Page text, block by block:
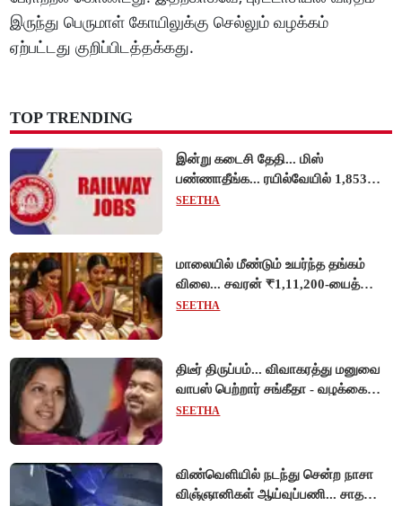
இருந்து பெருமாள் கோயிலுக்கு செல்லும் வழக்கம்
ஏற்பட்டது குறிப்பிடத்தக்கது.
TOP TRENDING
இன்று கடைசி தேதி... மிஸ்
பண்ணாதீங்க... ரயில்வேயில் 1,853
அப்ரண்டிஸ் பணியிடங்களுக்கு
SEETHA
மாலையில் மீண்டும் உயர்ந்த தங்கம்
விலை... சவரன் ₹1,11,200-யைத்
தொட்டது!
SEETHA
திடீர் திருப்பம்... விவாகரத்து மனுவை
வாபஸ் பெற்றார் சங்கீதா - வழக்கை
முடித்து வைத்தது செங்கல்பட்டு
SEETHA
விண்வெளியில் நடந்து சென்ற நாசா
விஞ்ஞானிகள் ஆய்வுப்பணி... சாதனை